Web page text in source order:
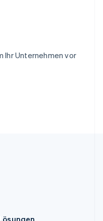
Ihr Unternehmen vor